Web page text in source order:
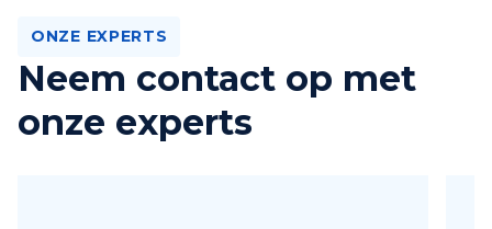
ONZE EXPERTS
Neem contact op met
onze experts